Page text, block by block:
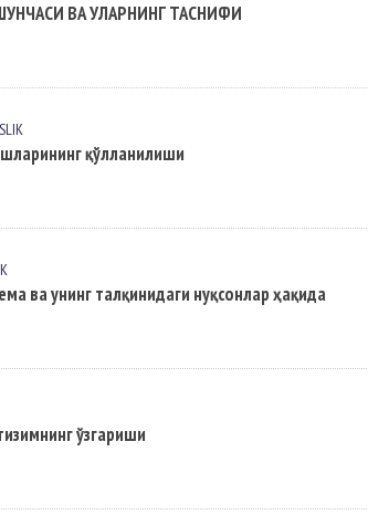
ВА УЛАРНИНГ ТАСНИФИ
қўлланилиши
ва унинг талқинидаги нуқсонлар ҳақида
ўзгариши